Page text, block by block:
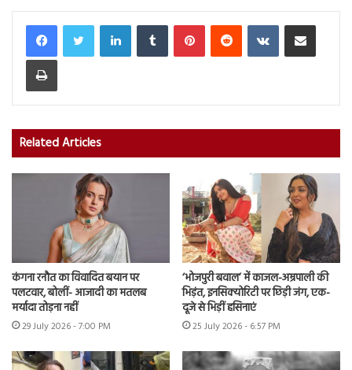
LinkedInTumblr PinterestReddit VKontakteShare via Email
Print
Related Articles
कंगना रनौत का विवादित बयान पर
पलटवार, बोलीं- आजादी का मतलब
मर्यादा तोड़ना नहीं
29 July 2026 - 7:00 PM
‘भोजपुरी बवाल’ में काजल-अम्रपाली की
भिड़ंत, इनसिक्योरिटी पर छिड़ी जंग, एक-
दूजे से भिड़ीं हसिनाएं
25 July 2026 - 6:57 PM